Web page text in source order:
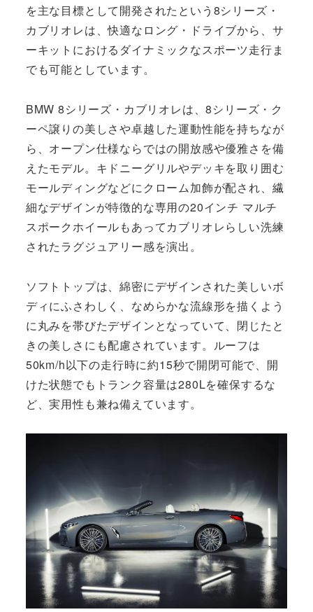
を主な目標として開発されたという8シリーズ・
カブリオレは、快適なロング・ドライブから、サ
ーキットにおけるダイナミックなスポーツ走行ま
でも可能としています。
BMW 8シリーズ・カブリオレは、8シリーズ・ク
ーペ譲りの美しさや卓越した運動性能を持ちなが
ら、オープン仕様ならではの開放感や優雅さを備
えたモデル。キドニーグリルやデッキを取り囲む
モールディングなどにクローム加飾が配され、繊
細なデザインが特徴的な専用の20インチ マルチ
スポークホイールもあってカブリオレらしい洗練
されたラグジュアリー感を演出。
ソフトトップは、綿密にデザインされた美しいボ
ディにふさわしく、なめらかな流線形を描くよう
に丸みを帯びたデザインとなっていて、閉じたと
きの美しさにも配慮されています。ルーフは
50km/h以下の走行時に約15秒で開閉可能で、開
けた状態でもトランク容量は280Lを確保するな
ど、実用性も兼ね備えています。